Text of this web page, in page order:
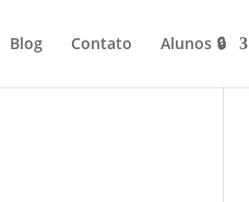
Blog Contato Alunos 🔒